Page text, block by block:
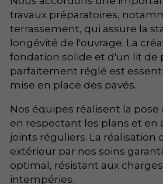
travaux préparatoires,
terrassement, qui assure la
longévité de l'ouvrage. La
fondation solide et d'un lit de
parfaitement réglé est
mise en place des pavés.
Nos équipes réalisent la pose
en respectant les plans et en
joints réguliers. La réalisation
extérieur par nos soins
optimal, résistant aux
intempéries.